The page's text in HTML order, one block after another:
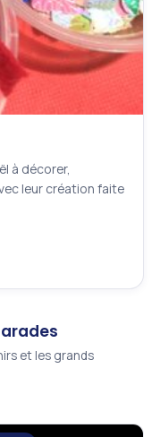
à décorer,
leur création faite
et les grands